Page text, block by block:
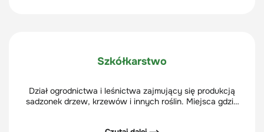
Szkółkarstwo
Dział ogrodnictwa i leśnictwa zajmujący się produkcją
sadzonek drzew, krzewów i innych roślin. Miejsca gdzie